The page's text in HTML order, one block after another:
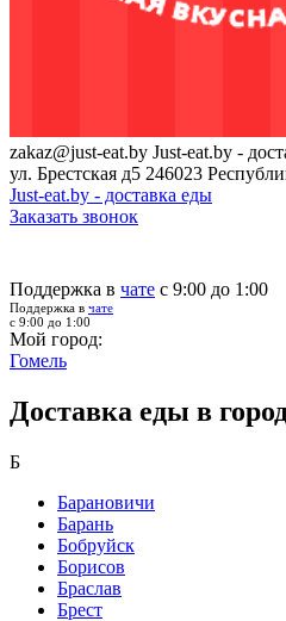
zakaz@just-eat.by Just-eat.by -
ул. Брестская д5 246023
Just-eat.by - доставка еды
Заказать звонок
Поддержка в чате с 9:00 до 1:00
Поддержка в чате
с 9:00 до 1:00
Мой город:
Гомель
Доставка еды в
Б
Барановичи
Барань
Бобруйск
Борисов
Браслав
Брест